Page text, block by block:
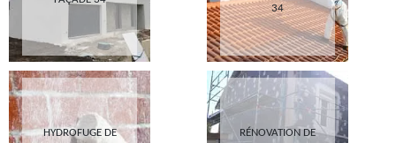
34
HYDROFUGE DE
RÉNOVATION DE